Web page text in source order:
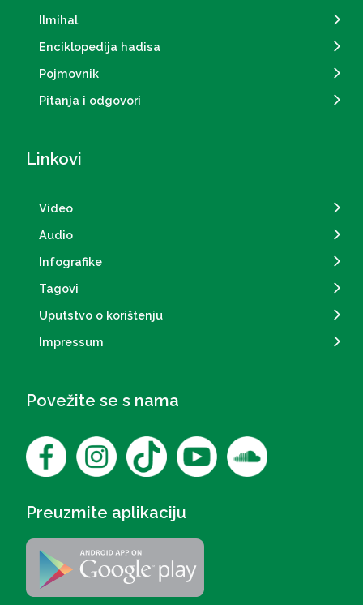
Ilmihal
Enciklopedija hadisa
Pojmovnik
Pitanja i odgovori
Linkovi
Video
Audio
Infografike
Tagovi
Uputstvo o korištenju
Impressum
Povežite se s nama
Preuzmite aplikaciju